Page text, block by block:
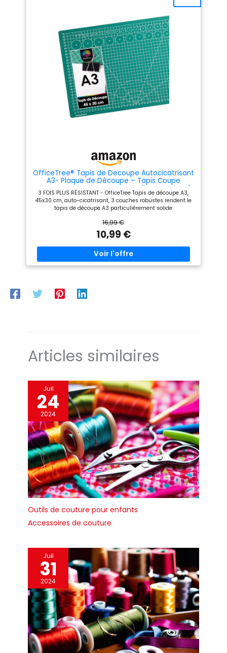
patins de coupe.
OfficeTree® Tapis de Decoupe Autocicatrisant
A3- Plaque de Découpe – Tapis Coupe
Couture pour Découpages Professionnels - 3
Couches de PVC Recyclable - (Vert)
3 FOIS PLUS RÉSISTANT - OfficeTree Tapis de découpe A3,
45x30 cm, auto-cicatrisant, 3 couches robustes rendent le
tapis de découpe A3 particulièrement solide
plateau de découpe A3 : graduation des dimensions et des
grilles des deux côtés, aides à la coupe, lignes de guidage et
marquage d'angles Auto-cicatrisant : le tapis de bricolage
résistant aux coupures permet de faire disparaître les
découpes de cutter, de cutter rotatif ou de scalpel tout en
préservant les lames d'outils BEAUCOUP DE DOMAINES
D'UTILISATION - Utilisation flexible comme sous-couche de
modelage ou comme tapis de bricolage A3 ACCESSOIRE DE
COUPE IMPRESCINDABLE - La planche à découper OfficeTree
16,99 €
10,99 €
Articles similaires
Juil
24
2024
Outils de couture pour enfants
Accessoires de couture
Juil
31
2024